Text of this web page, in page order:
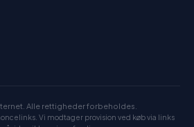
Alle rettigheder forbeholdes.
Vi modtager provision ved køb via links